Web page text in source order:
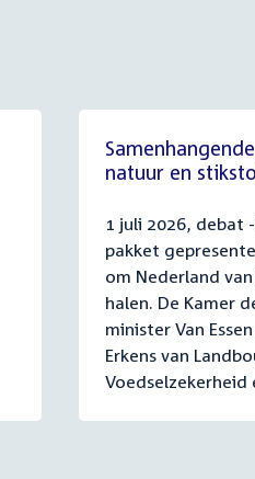
natuur en
1 juli 2026, debat
pakket
om Nederland
halen. De Kamer
minister Van
Erkens van
Voedselzekerheid